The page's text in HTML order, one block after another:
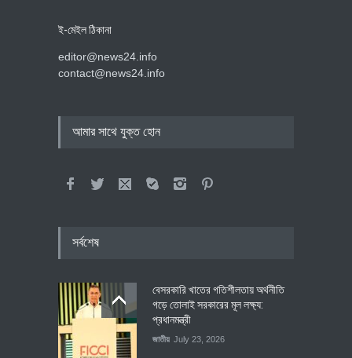
ই-মেইল ঠিকানা
editor@news24.info
contact@news24.info
আমার সাথে যুক্ত হোন
সর্বশেষ
বেসরকারি খাতের গতিশীলতায় অর্থনীতি
গড়ে তোলাই সরকারের মূল লক্ষ্য:
প্রধানমন্ত্রী
জাতীয় July 23, 2026